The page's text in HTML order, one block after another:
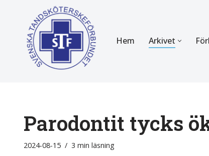
Hoppa
innehåll
Hem Arkivet
FÖR MEDLEMMAR
Medlemserbjudanden
Parodontit tycks
2024-08-15 3 min läsning